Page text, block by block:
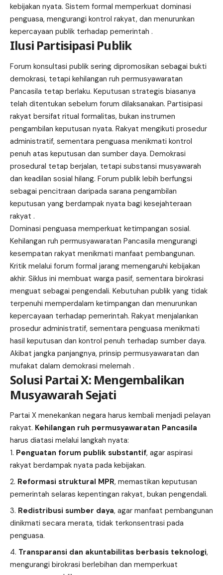
kebijakan nyata. Sistem formal memperkuat dominasi
penguasa, mengurangi kontrol rakyat, dan menurunkan
kepercayaan publik terhadap pemerintah .
Ilusi Partisipasi Publik
Forum konsultasi publik sering dipromosikan sebagai bukti
demokrasi, tetapi kehilangan ruh permusyawaratan
Pancasila tetap berlaku. Keputusan strategis biasanya
telah ditentukan sebelum forum dilaksanakan. Partisipasi
rakyat bersifat ritual formalitas, bukan instrumen
pengambilan keputusan nyata. Rakyat mengikuti prosedur
administratif, sementara penguasa menikmati kontrol
penuh atas keputusan dan sumber daya. Demokrasi
prosedural tetap berjalan, tetapi substansi musyawarah
dan keadilan sosial hilang. Forum publik lebih berfungsi
sebagai pencitraan daripada sarana pengambilan
keputusan yang berdampak nyata bagi kesejahteraan
rakyat .
Dominasi penguasa memperkuat ketimpangan sosial.
Kehilangan ruh permusyawaratan Pancasila mengurangi
kesempatan rakyat menikmati manfaat pembangunan.
Kritik melalui forum formal jarang memengaruhi kebijakan
akhir. Siklus ini membuat warga pasif, sementara birokrasi
menguat sebagai pengendali. Kebutuhan publik yang tidak
terpenuhi memperdalam ketimpangan dan menurunkan
kepercayaan terhadap pemerintah. Rakyat menjalankan
prosedur administratif, sementara penguasa menikmati
hasil keputusan dan kontrol penuh terhadap sumber daya.
Akibat jangka panjangnya, prinsip permusyawaratan dan
mufakat dalam demokrasi melemah .
Solusi Partai X: Mengembalikan
Musyawarah Sejati
Partai X menekankan negara harus kembali menjadi pelayan
rakyat. Kehilangan ruh permusyawaratan Pancasila
harus diatasi melalui langkah nyata:
Penguatan forum publik substantif, agar aspirasi
rakyat berdampak nyata pada kebijakan.
Reformasi struktural MPR, memastikan keputusan
pemerintah selaras kepentingan rakyat, bukan pengendali.
Redistribusi sumber daya, agar manfaat pembangunan
dinikmati secara merata, tidak terkonsentrasi pada
penguasa.
Transparansi dan akuntabilitas berbasis teknologi,
mengurangi birokrasi berlebihan dan memperkuat